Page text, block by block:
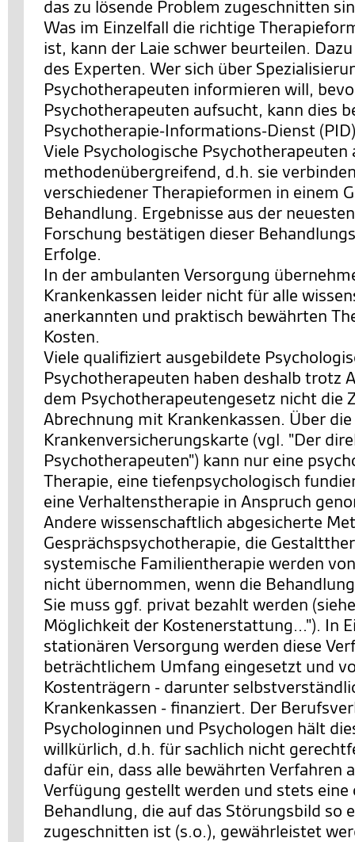
das zu lösende Problem zugeschnitten
Was im Einzelfall die richtige
ist, kann der Laie schwer beurteilen.
des Experten. Wer sich über
Psychotherapeuten informieren will,
Psychotherapeuten aufsucht, kann dies
Psychotherapie-Informations-Dienst
Viele Psychologische
methodenübergreifend, d.h. sie
verschiedener Therapieformen in einem
Behandlung. Ergebnisse aus der
Forschung bestätigen dieser
Erfolge.
In der ambulanten Versorgung
Krankenkassen leider nicht für alle
anerkannten und praktisch bewährten
Kosten.
Viele qualifiziert ausgebildete
Psychotherapeuten haben deshalb trotz
dem Psychotherapeutengesetz nicht die
Abrechnung mit Krankenkassen. Über die
Krankenversicherungskarte (vgl. "Der
Psychotherapeuten") kann nur eine
Therapie, eine tiefenpsychologisch
eine Verhaltenstherapie in Anspruch
Andere wissenschaftlich abgesicherte
Gesprächspsychotherapie, die
systemische Familientherapie werden
nicht übernommen, wenn die
Sie muss ggf. privat bezahlt werden
Möglichkeit der Kostenerstattung..."). In
stationären Versorgung werden diese
beträchtlichem Umfang eingesetzt und
Kostenträgern - darunter
Krankenkassen - finanziert. Der
Psychologinnen und Psychologen hält
willkürlich, d.h. für sachlich nicht
dafür ein, dass alle bewährten Verfahren
Verfügung gestellt werden und stets eine
Behandlung, die auf das Störungsbild so
zugeschnitten ist (s.o.), gewährleistet